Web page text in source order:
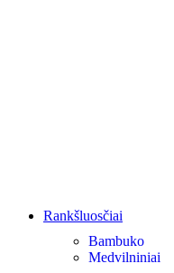
Rankšluosčiai
Bambuko
Medvilniniai